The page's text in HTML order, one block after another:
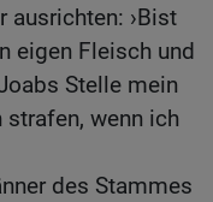
ausrichten: ›Bist
eigen Fleisch und
Stelle mein
wenn ich
des Stammes